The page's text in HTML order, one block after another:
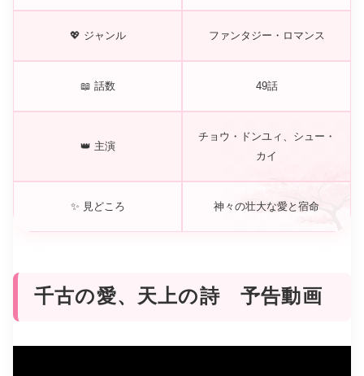
💖 ジャンル ファンタジー・ロマンス
📖 話数 49話
👑 主演
チョウ・ドンユィ、シュー・
カイ
✨ 見どころ 神々の壮大な愛と宿命
千古の愛、天上の詩 予告動画